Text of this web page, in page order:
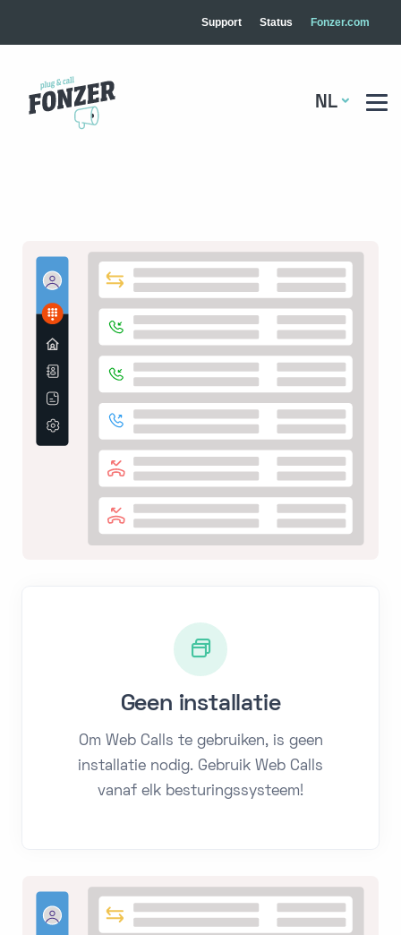
Support Status Fonzer.com
NL
Geen installatie
Om Web Calls te gebruiken, is geen
installatie nodig. Gebruik Web Calls
vanaf elk besturingssysteem!